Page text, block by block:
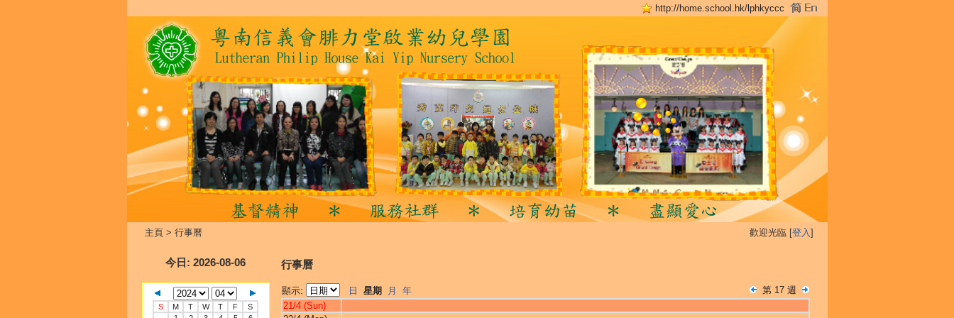
http://home.school.hk/lphkyccc
主頁> 行事曆 歡迎光臨 [登入]
今日 : 2026-08-06
S M T W T F
S
行事曆
顯示: 日 星期 月 年
第 17 週
21/4 (Sun)